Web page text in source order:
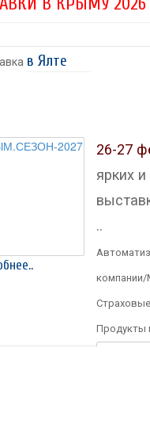
26-27
ярких
..
компании/
Продукты
в Ялте